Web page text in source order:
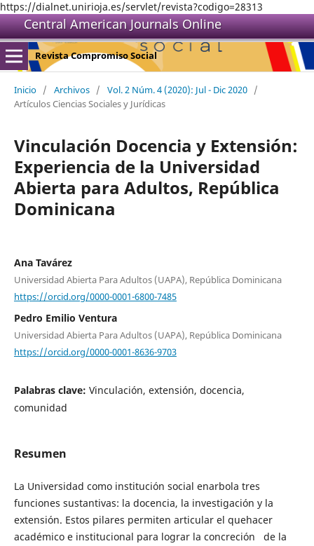
https://dialnet.unirioja.es/servlet/revista?codigo=28313
Central American Journals Online
Revista Compromiso Social
Inicio / Archivos / Vol. 2 Núm. 4 (2020): Jul - Dic 2020 /
Artículos Ciencias Sociales y Jurídicas
Vinculación Docencia y Extensión:
Experiencia de la Universidad
Abierta para Adultos, República
Dominicana
Ana Tavárez
Universidad Abierta Para Adultos (UAPA), República Dominicana
https://orcid.org/0000-0001-6800-7485
Pedro Emilio Ventura
Universidad Abierta Para Adultos (UAPA), República Dominicana
https://orcid.org/0000-0001-8636-9703
Palabras clave: Vinculación, extensión, docencia,
comunidad
Resumen
La Universidad como institución social enarbola tres
funciones sustantivas: la docencia, la investigación y la
extensión. Estos pilares permiten articular el quehacer
académico e institucional para lograr la concreción de la